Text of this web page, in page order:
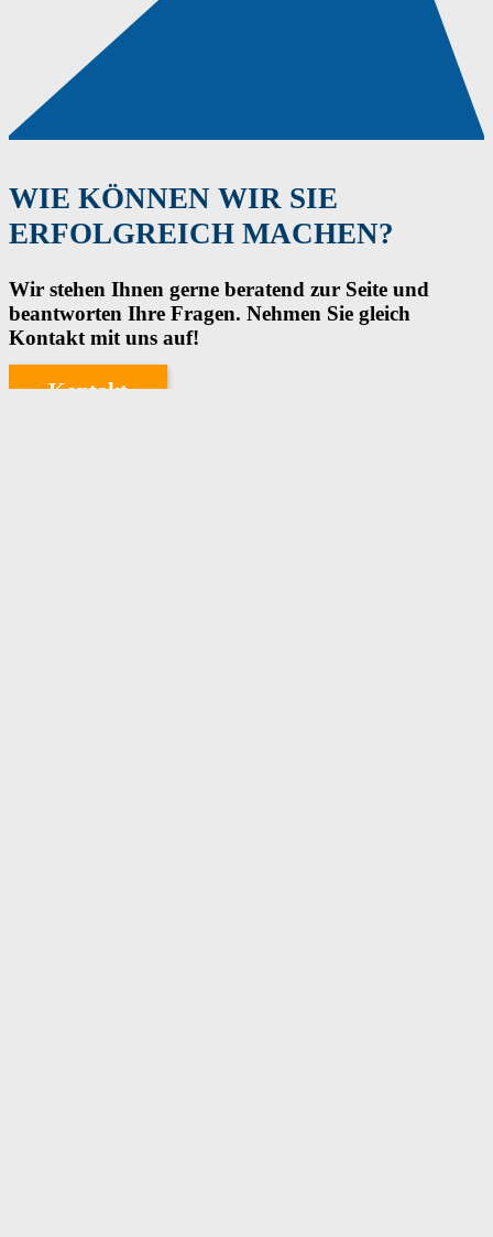
WIE KÖNNEN WIR SIE
ERFOLGREICH MACHEN?
Wir stehen Ihnen gerne beratend zur Seite und
beantworten Ihre Fragen. Nehmen Sie gleich
Kontakt mit uns auf!
Kontakt